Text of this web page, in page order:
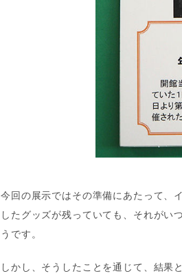
今回の展示ではその準備にあたって、
したグッズが残っていても、それがい
うです。
しかし、そうしたことを通じて、結果